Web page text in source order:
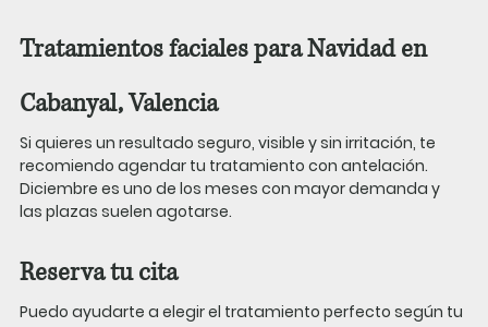
Tratamientos faciales para Navidad en
Cabanyal, Valencia
Si quieres un resultado seguro, visible y sin irritación, te
recomiendo agendar tu tratamiento con antelación.
Diciembre es uno de los meses con mayor demanda y
las plazas suelen agotarse.
Reserva tu cita
Puedo ayudarte a elegir el tratamiento perfecto según tu